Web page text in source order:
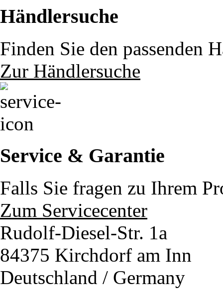
Händlersuche
Finden Sie den passenden
Zur Händlersuche
Service & Garantie
Falls Sie fragen zu Ihrem
Zum Servicecenter
Rudolf-Diesel-Str. 1a
84375 Kirchdorf am Inn
Deutschland / Germany